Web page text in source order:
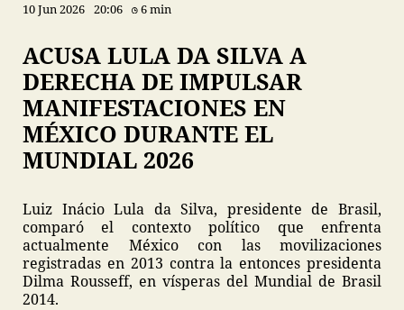
10 Jun 2026 20:06 6 min
ACUSA LULA DA SILVA A
DERECHA DE IMPULSAR
MANIFESTACIONES EN
MÉXICO DURANTE EL
MUNDIAL 2026
Luiz Inácio Lula da Silva, presidente de Brasil,
comparó el contexto político que enfrenta
actualmente México con las movilizaciones
registradas en 2013 contra la entonces presidenta
Dilma Rousseff, en vísperas del Mundial de Brasil
2014.